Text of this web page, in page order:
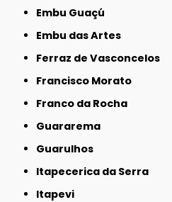
Embu Guaçú
Embu das Artes
Ferraz de Vasconcelos
Francisco Morato
Franco da Rocha
Guararema
Guarulhos
Itapecerica da Serra
Itapevi